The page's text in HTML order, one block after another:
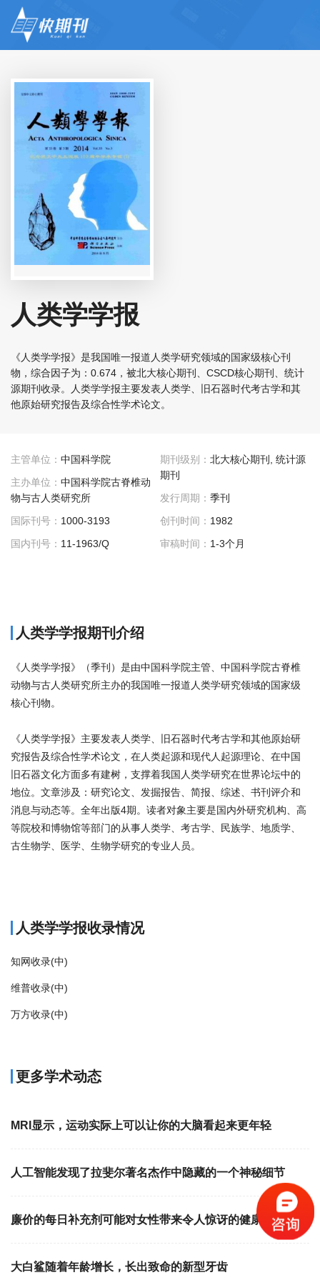
人类学学报
《人类学学报》是我国唯一报道人类学研究领域的国家级核心刊
物，综合因子为：0.674，被北大核心期刊、CSCD核心期刊、统计
源期刊收录。人类学学报主要发表人类学、旧石器时代考古学和其
他原始研究报告及综合性学术论文。
主管单位： 中国科学院
主办单位： 中国科学院古脊椎动
物与古人类研究所
国际刊号： 1000-3193
国内刊号： 11-1963/Q
期刊级别： 北大核心期刊, 统计源
期刊
发行周期： 季刊
创刊时间： 1982
审稿时间： 1-3个月
人类学学报期刊介绍
《人类学学报》（季刊）是由中国科学院主管、中国科学院古脊椎
动物与古人类研究所主办的我国唯一报道人类学研究领域的国家级
核心刊物。
《人类学学报》主要发表人类学、旧石器时代考古学和其他原始研
究报告及综合性学术论文，在人类起源和现代人起源理论、在中国
旧石器文化方面多有建树，支撑着我国人类学研究在世界论坛中的
地位。文章涉及：研究论文、发掘报告、简报、综述、书刊评介和
消息与动态等。全年出版4期。读者对象主要是国内外研究机构、高
等院校和博物馆等部门的从事人类学、考古学、民族学、地质学、
古生物学、医学、生物学研究的专业人员。
人类学学报收录情况
知网收录(中)
维普收录(中)
万方收录(中)
更多学术动态
MRI显示，运动实际上可以让你的大脑看起来更年轻
人工智能发现了拉斐尔著名杰作中隐藏的一个神秘细节
廉价的每日补充剂可能对女性带来令人惊讶的健康益处
大白鲨随着年龄增长，长出致命的新型牙齿